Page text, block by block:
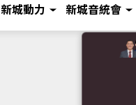
新城動力 新城音統會